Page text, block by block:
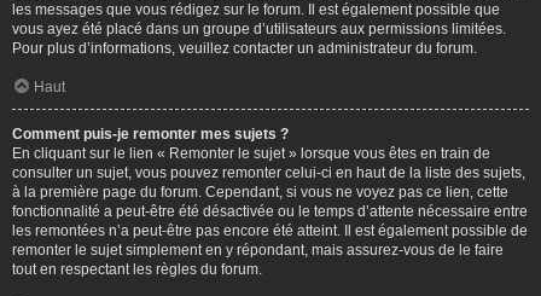
les messages que vous rédigez sur le forum. Il est également possible que
vous ayez été placé dans un groupe d’utilisateurs aux permissions limitées.
Pour plus d’informations, veuillez contacter un administrateur du forum.
Haut
Comment puis-je remonter mes sujets ?
En cliquant sur le lien « Remonter le sujet » lorsque vous êtes en train de
consulter un sujet, vous pouvez remonter celui-ci en haut de la liste des sujets,
à la première page du forum. Cependant, si vous ne voyez pas ce lien, cette
fonctionnalité a peut-être été désactivée ou le temps d’attente nécessaire entre
les remontées n’a peut-être pas encore été atteint. Il est également possible de
remonter le sujet simplement en y répondant, mais assurez-vous de le faire
tout en respectant les règles du forum.